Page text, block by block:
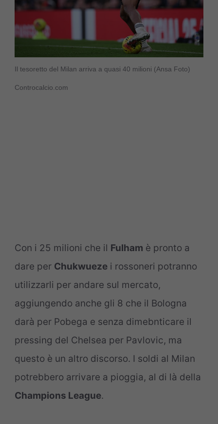
Il tesoretto del Milan arriva a quasi 40 milioni (Ansa Foto)
Controcalcio.com
Con i 25 milioni che il Fulham è pronto a
dare per Chukwueze i rossoneri potranno
utilizzarli per andare sul mercato,
aggiungendo anche gli 8 che il Bologna
darà per Pobega e senza dimebnticare il
pressing del Chelsea per Pavlovic, ma
questo è un altro discorso. I soldi al Milan
potrebbero arrivare a pioggia, al di là della
Champions League.